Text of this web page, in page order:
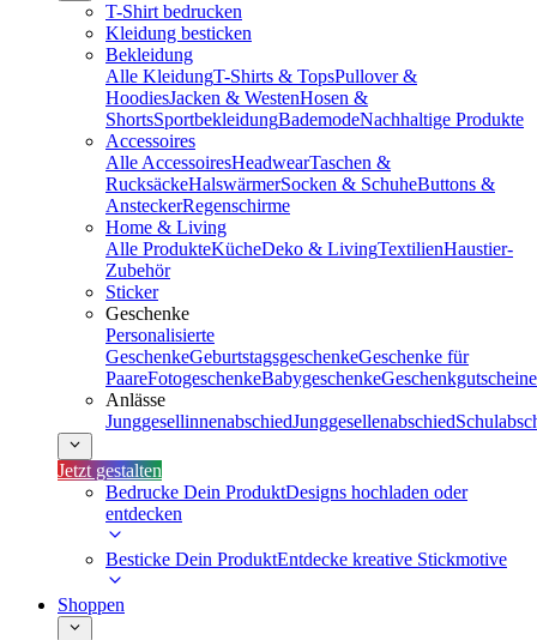
T-Shirt bedrucken
Kleidung besticken
Bekleidung
Alle KleidungT-Shirts & TopsPullover &
HoodiesJacken & WestenHosen &
ShortsSportbekleidungBademodeNachhaltige Produkte
Accessoires
Alle AccessoiresHeadwearTaschen &
RucksäckeHalswärmerSocken & SchuheButtons &
AnsteckerRegenschirme
Home & Living
Alle ProdukteKücheDeko & LivingTextilienHaustier-
Zubehör
Sticker
Geschenke
Personalisierte
GeschenkeGeburtstagsgeschenkeGeschenke für
PaareFotogeschenkeBabygeschenkeGeschenkgutscheine
Anlässe
JunggesellinnenabschiedJunggesellenabschied
Jetzt gestalten
Bedrucke Dein ProduktDesigns hochladen oder
entdecken
Besticke Dein ProduktEntdecke kreative Stickmotive
Shoppen